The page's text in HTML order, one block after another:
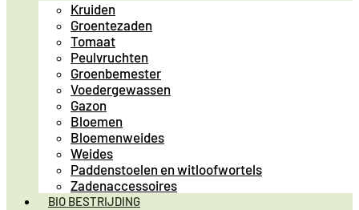
Kruiden
Groentezaden
Tomaat
Peulvruchten
Groenbemester
Voedergewassen
Gazon
Bloemen
Bloemenweides
Weides
Paddenstoelen en witloofwortels
Zadenaccessoires
BIO BESTRIJDING